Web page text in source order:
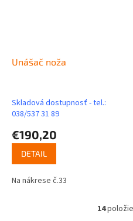
Unášač noža
Skladová dostupnosť - tel.:
038/537 31 89
€190,20
DETAIL
Na nákrese č.33
14